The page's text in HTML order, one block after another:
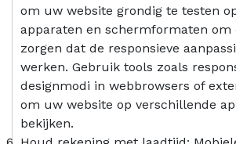
om uw website grondig te testen
apparaten en schermformaten om
zorgen dat de responsieve
werken. Gebruik tools zoals
designmodi in webbrowsers of
om uw website op verschillende
bekijken.